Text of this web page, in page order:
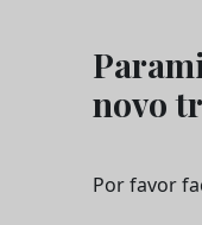
novo
Por favor